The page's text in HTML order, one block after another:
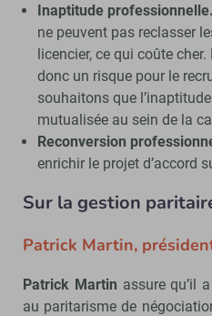
Inaptitude
ne peuvent pas reclasser
licencier, ce qui coûte
donc un risque pour le
souhaitons que
mutualisée au sein de la
Reconversion
enrichir le projet d’accord
Sur la gestion
Patrick Martin,
Patrick Martin assure qu’il
au paritarisme de